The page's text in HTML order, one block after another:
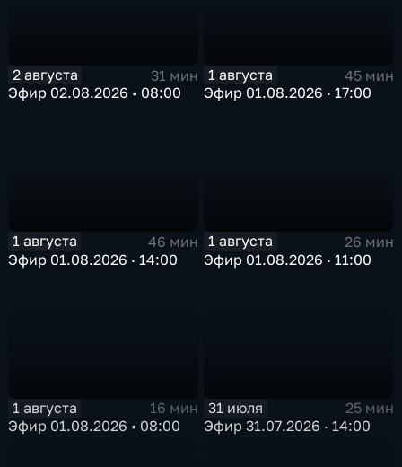
2 августа
31 мин
Эфир 02.08.2026 • 08:00
1 августа
45 мин
Эфир 01.08.2026 · 17:00
1 августа
46 мин
Эфир 01.08.2026 · 14:00
1 августа
26 мин
Эфир 01.08.2026 · 11:00
1 августа
16 мин
Эфир 01.08.2026 • 08:00
31 июля
25 мин
Эфир 31.07.2026 · 14:00